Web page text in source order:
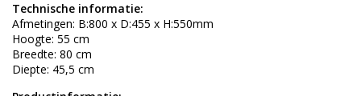
Technische informatie:
Afmetingen: B:800 x D:455 x H:550mm
Hoogte: 55 cm
Breedte: 80 cm
Diepte: 45,5 cm